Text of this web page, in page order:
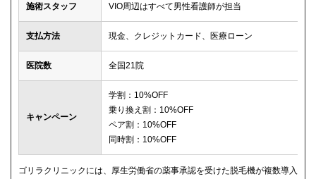
施術スタッフ VIO周辺はすべて男性看護師が担当
支払方法 現金、クレジットカード、医療ローン
医院数 全国21院
キャンペーン
学割：10%OFF
乗り換え割：10%OFF
ペア割：10%OFF
同時割：10%OFF
ゴリラクリニックには、厚生労働省の薬事承認を受けた脱毛機が複数導入